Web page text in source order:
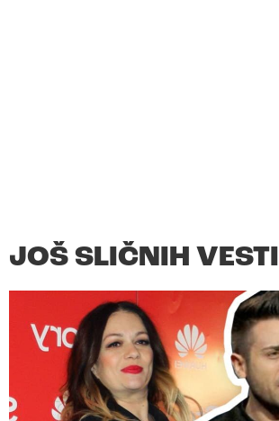
JOŠ SLIČNIH VESTI